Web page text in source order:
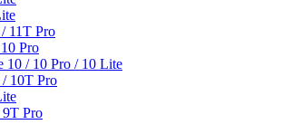
11T Pro
Pro
10 / 10 Pro / 10 Lite
10T Pro
Pro